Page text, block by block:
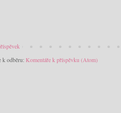
k odběru: Komentáře k příspěvku (Atom)